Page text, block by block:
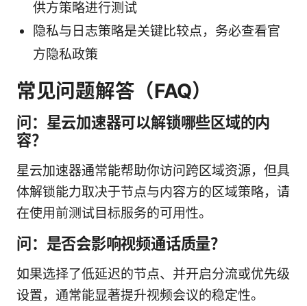
供方策略进行测试
隐私与日志策略是关键比较点，务必查看官
方隐私政策
常见问题解答（FAQ）
问：星云加速器可以解锁哪些区域的内
容？
星云加速器通常能帮助你访问跨区域资源，但具
体解锁能力取决于节点与内容方的区域策略，请
在使用前测试目标服务的可用性。
问：是否会影响视频通话质量？
如果选择了低延迟的节点、并开启分流或优先级
设置，通常能显著提升视频会议的稳定性。